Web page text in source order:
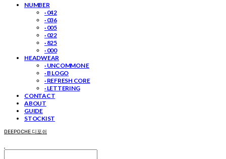
NUMBER
· 042
· 036
· 005
· 022
· 825
· 000
HEADWEAR
· UNCOMMON E
· B LOGO
· REFRESH CORE
· LETTERING
CONTACT
ABOUT
GUIDE
STOCKIST
DEEPOCHE 디포쉬